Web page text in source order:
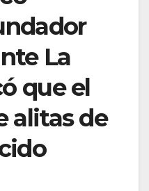
La
que el
alitas de